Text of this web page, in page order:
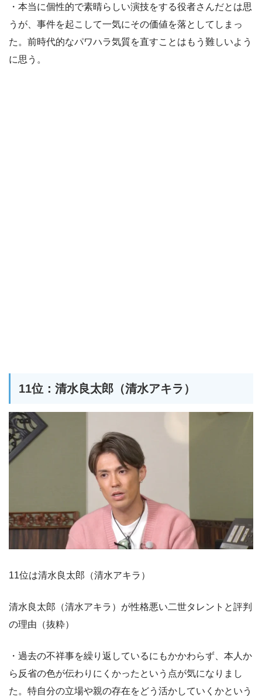
・本当に個性的で素晴らしい演技をする役者さんだとは思
うが、事件を起こして一気にその価値を落としてしまっ
た。前時代的なパワハラ気質を直すことはもう難しいよう
に思う。
11位：清水良太郎（清水アキラ）
11位は清水良太郎（清水アキラ）
清水良太郎（清水アキラ）が性格悪い二世タレントと評判
の理由（抜粋）
・過去の不祥事を繰り返しているにもかかわらず、本人か
ら反省の色が伝わりにくかったという点が気になりまし
た。特自分の立場や親の存在をどう活かしていくかという